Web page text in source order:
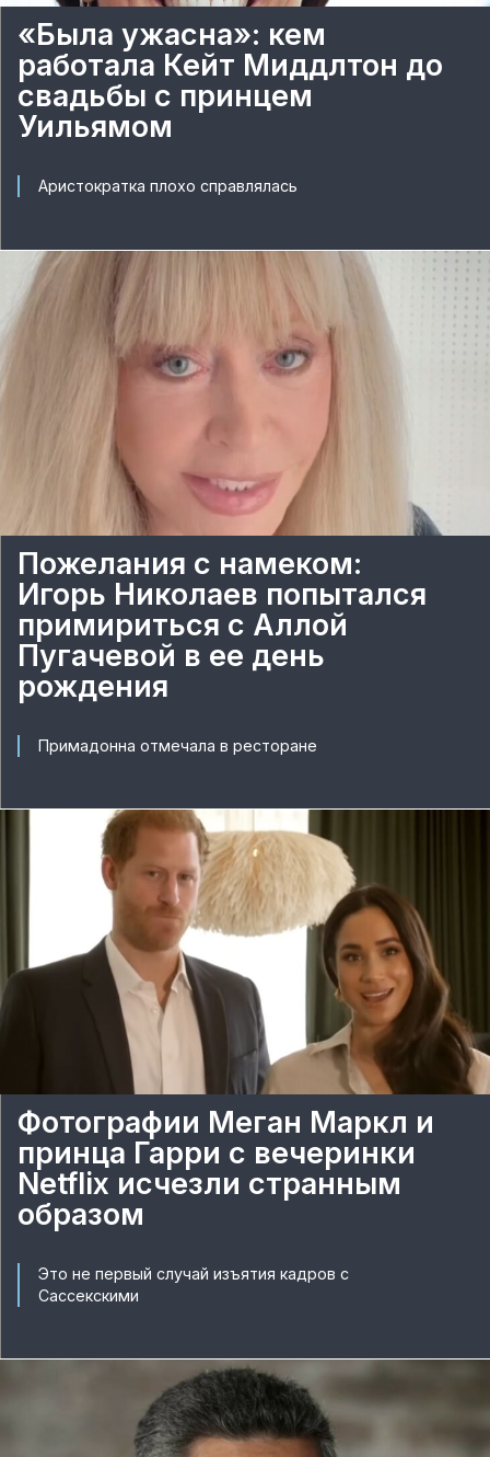
«Была ужасна»: кем
работала Кейт Миддлтон до
свадьбы с принцем
Уильямом
Аристократка плохо справлялась
Пожелания с намеком:
Игорь Николаев попытался
примириться с Аллой
Пугачевой в ее день
рождения
Примадонна отмечала в ресторане
Фотографии Меган Маркл и
принца Гарри с вечеринки
Netflix исчезли странным
образом
Это не первый случай изъятия кадров с
Сассекскими